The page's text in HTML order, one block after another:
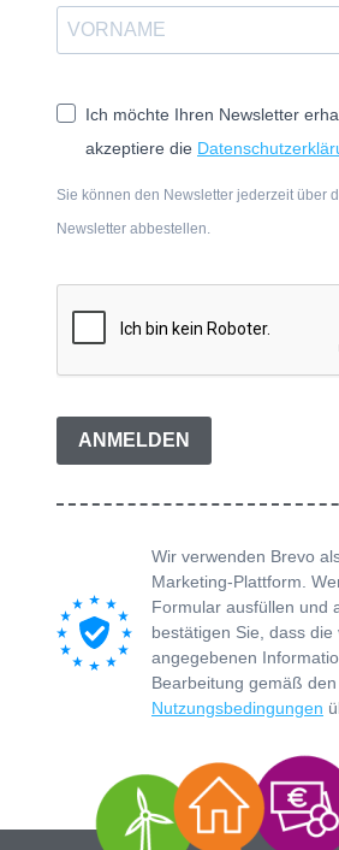
Ich möchte Ihren Newsletter
akzeptiere die
Sie können den Newsletter jederzeit über
Newsletter abbestellen.
ANMELDEN
Wir verwenden Brevo
Marketing-Plattform.
Formular ausfüllen und
bestätigen Sie, dass die
angegebenen
Bearbeitung gemäß den
Nutzungsbedingungen